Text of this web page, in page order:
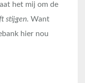
het mij om de
stijgen. Want
hier nou